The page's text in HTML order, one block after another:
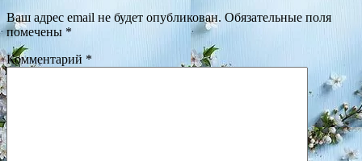
Ваш адрес email не будет опубликован. Обязательные поля
помечены *
Комментарий *